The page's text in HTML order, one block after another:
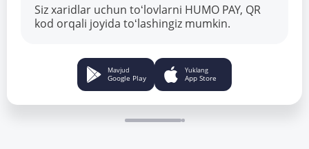
Siz xaridlar uchun toʻlovlarni HUMO PAY, QR
kod orqali joyida toʻlashingiz mumkin.
Mavjud
Google Play
Yuklang
App Store